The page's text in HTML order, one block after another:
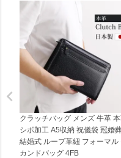
クラッチバッグ メンズ 牛革
シボ加工 A5収納 祝儀袋 冠婚
結婚式 ループ革紐 フォーマル
カンドバッグ 4FB